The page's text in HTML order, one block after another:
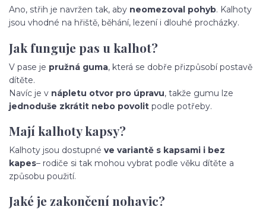
Ano, střih je navržen tak, aby neomezoval pohyb. Kalhoty
jsou vhodné na hřiště, běhání, lezení i dlouhé procházky.
Jak funguje pas u kalhot?
V pase je pružná guma, která se dobře přizpůsobí postavě
dítěte.
Navíc je v nápletu otvor pro úpravu, takže gumu lze
jednoduše zkrátit nebo povolit podle potřeby.
Mají kalhoty kapsy?
Kalhoty jsou dostupné ve variantě s kapsami i bez
kapes– rodiče si tak mohou vybrat podle věku dítěte a
způsobu použití.
Jaké je zakončení nohavic?